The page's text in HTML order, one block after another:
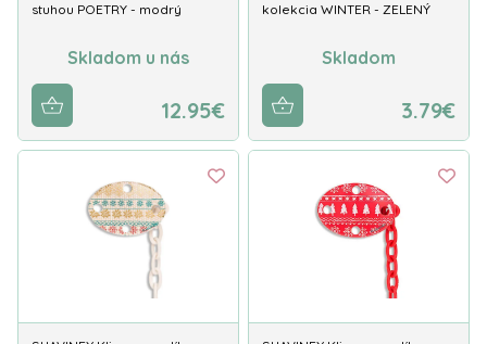
stuhou POETRY - modrý
Skladom u nás
12.95€
kolekcia WINTER - ZELENÝ
Skladom
3.79€